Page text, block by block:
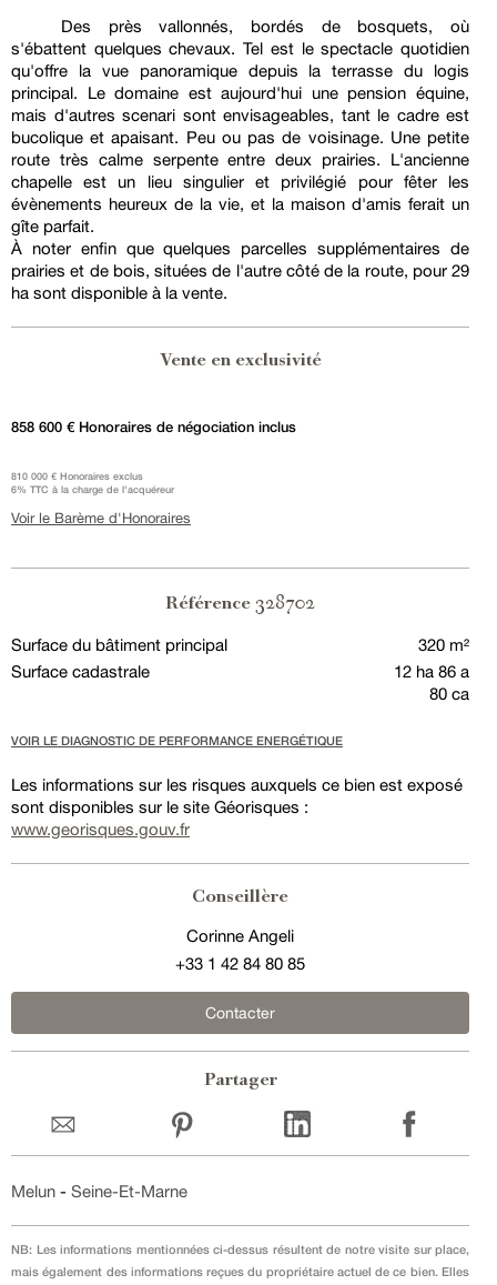
Des près vallonnés, bordés de bosquets, où
s'ébattent quelques chevaux. Tel est le spectacle quotidien
qu'offre la vue panoramique depuis la terrasse du logis
principal. Le domaine est aujourd'hui une pension équine,
mais d'autres scenari sont envisageables, tant le cadre est
bucolique et apaisant. Peu ou pas de voisinage. Une petite
route très calme serpente entre deux prairies. L'ancienne
chapelle est un lieu singulier et privilégié pour fêter les
évènements heureux de la vie, et la maison d'amis ferait un
gîte parfait.
À noter enfin que quelques parcelles supplémentaires de
prairies et de bois, situées de l'autre côté de la route, pour 29
ha sont disponible à la vente.
Vente en exclusivité
858 600 € Honoraires de négociation inclus
810 000 € Honoraires exclus
6% TTC à la charge de l'acquéreur
Voir le Barème d'Honoraires
Référence 328702
Surface du bâtiment principal
320 m²
Surface cadastrale
12 ha 86 a
80 ca
VOIR LE DIAGNOSTIC DE PERFORMANCE ENERGÉTIQUE
Les informations sur les risques auxquels ce bien est exposé
sont disponibles sur le site Géorisques :
www.georisques.gouv.fr
Conseillère
Corinne Angeli
+33 1 42 84 80 85
Contacter
Partager
Melun - Seine-Et-Marne
NB: Les informations mentionnées ci-dessus résultent de notre visite sur place,
mais également des informations reçues du propriétaire actuel de ce bien. Elles